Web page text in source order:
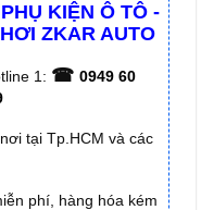
KIỆN Ô TÔ -
ZKAR AUTO
1: ☎ 0949 60
tại Tp.HCM và các
phí, hàng hóa kém